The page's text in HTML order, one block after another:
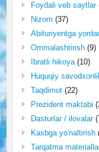
Foydali veb saytlar
Nizom (37)
Abituriyentga
Ommalashtirish(9)
Ibratli hikoya(10)
Huquqiy
Taqdimot(22)
Prezident maktabi
Dasturlar / ilovalar
Kasbga yo'naltirish
Tarqatma